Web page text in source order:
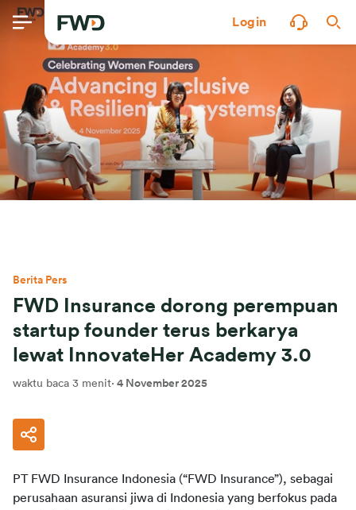
Login
Berita Pers
FWD Insurance dorong perempuan
startup founder terus berkarya
lewat InnovateHer Academy 3.0
waktu baca 3 menit· 4 November 2025
PT FWD Insurance Indonesia (“FWD Insurance”), sebagai
perusahaan asuransi jiwa di Indonesia yang berfokus pada